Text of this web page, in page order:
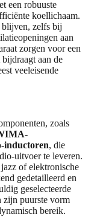
een robuuste
koellichaam.
blijven, zelfs bij
aan
zorgen voor een
aan de
veeleisende
zoals
inductoren, die
uitvoer te leveren.
of elektronische
gedetailleerd en
geselecteerde
zijn puurste vorm
bereik.